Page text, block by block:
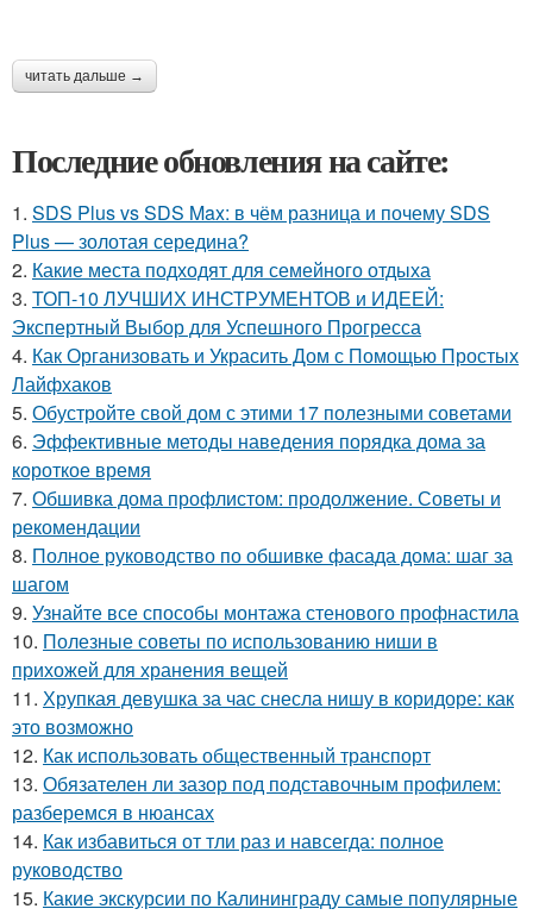
читать дальше →
Последние обновления на сайте:
1. SDS Plus vs SDS Max: в чём разница и почему SDS
Plus — золотая середина?
2. Какие места подходят для семейного отдыха
3. ТОП-10 ЛУЧШИХ ИНСТРУМЕНТОВ и ИДЕЕЙ:
Экспертный Выбор для Успешного Прогресса
4. Как Организовать и Украсить Дом с Помощью Простых
Лайфхаков
5. Обустройте свой дом с этими 17 полезными советами
6. Эффективные методы наведения порядка дома за
короткое время
7. Обшивка дома профлистом: продолжение. Советы и
рекомендации
8. Полное руководство по обшивке фасада дома: шаг за
шагом
9. Узнайте все способы монтажа стенового профнастила
10. Полезные советы по использованию ниши в
прихожей для хранения вещей
11. Хрупкая девушка за час снесла нишу в коридоре: как
это возможно
12. Как использовать общественный транспорт
13. Обязателен ли зазор под подставочным профилем:
разберемся в нюансах
14. Как избавиться от тли раз и навсегда: полное
руководство
15. Какие экскурсии по Калининграду самые популярные